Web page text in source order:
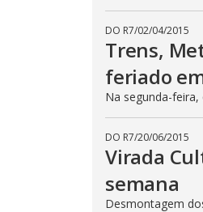
DO R7/02/04/2015
Trens,
feriado
Na segunda-
DO R7/20/06/2015
Virada
semana
Desmontagem